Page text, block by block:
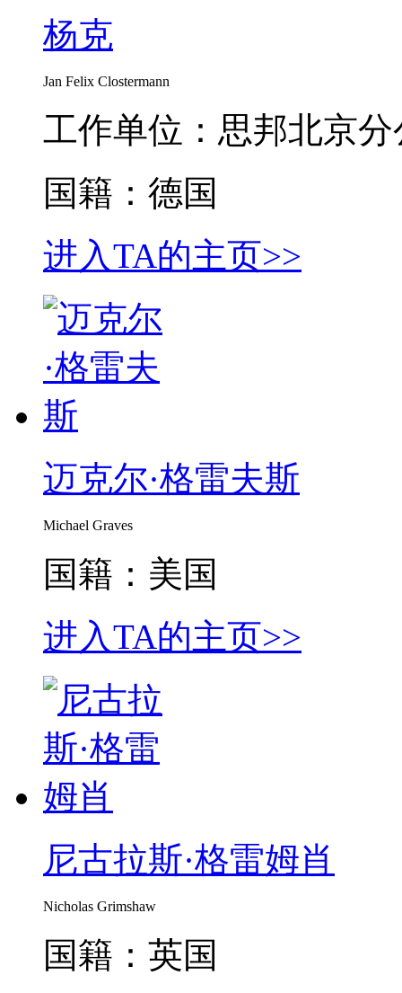
杨克
Jan Felix Clostermann
工作单位：思邦北京分
国籍：德国
进入TA的主页>>
迈克尔·格雷夫斯
Michael Graves
国籍：美国
进入TA的主页>>
尼古拉斯·格雷姆肖
Nicholas Grimshaw
国籍：英国